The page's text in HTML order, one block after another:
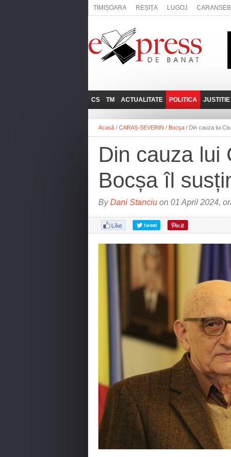
TIMIȘOARA REȘIȚA LUGOJ
CS
REȘIȚA
CARANSEBEȘ
ANINA
BOCŞA
MOLDOVA NOUĂ
ORAVIȚA
OȚELU ROŞU
TM
LUGOJ
TIMIȘOARA
ACTUALITATE
ADMINISTRATIE
NAȚIONAL
SOCIAL
POLITICA
EXPRESSLIVE
INTERVIURILE
JUSTITIE
Acasă / CARAȘ-SEVERIN / Bocşa / Din cauza lui
Din cauza lui
Bocșa îl
ByDani Stanciu on 01 April 2024,